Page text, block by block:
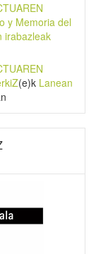
y Memoria del
irabazleak
(e)k Lanean